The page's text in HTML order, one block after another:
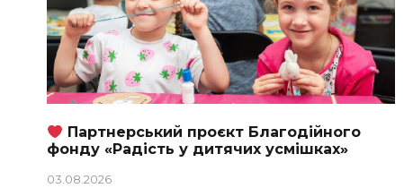
Партнерський проєкт Благодійного
фонду «Радість у дитячих усмішках»
03.08.2026